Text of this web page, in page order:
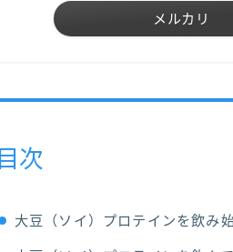
メルカリ
目次
大豆（ソイ）プロテインを飲み